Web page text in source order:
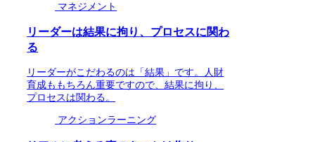
マネジメント
リーダーは結果に拘り、プロセスに関わ
る
リーダーがこだわるのは「結果」です。人財
育成ももちろん重要ですので、結果に拘り、
プロセスは関わる。
アクションラーニング